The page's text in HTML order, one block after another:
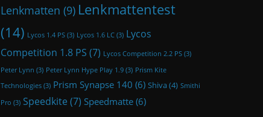
Lenkmatten (9) Lenkmattentest
(14) Lycos 1.4 PS (3) Lycos 1.6 LC (3) Lycos
Competition 1.8 PS (7) Lycos Competition 2.2 PS (3)
Peter Lynn (3) Peter Lynn Hype Play 1.9 (3) Prism Kite
Technologies (3) Prism Synapse 140 (6) Shiva(4) Smithi
Pro (3) Speedkite (7) Speedmatte(6)